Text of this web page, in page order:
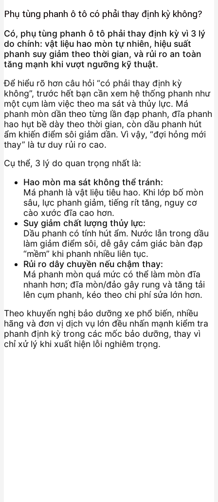
Phụ tùng phanh ô tô có phải thay định kỳ không?
Có, phụ tùng phanh ô tô phải thay định kỳ vì 3 lý
do chính: vật liệu hao mòn tự nhiên, hiệu suất
phanh suy giảm theo thời gian, và rủi ro an toàn
tăng mạnh khi vượt ngưỡng kỹ thuật.
Để hiểu rõ hơn câu hỏi “có phải thay định kỳ
không”, trước hết bạn cần xem hệ thống phanh như
một cụm làm việc theo ma sát và thủy lực. Má
phanh mòn dần theo từng lần đạp phanh, đĩa phanh
hao hụt bề dày theo thời gian, còn dầu phanh hút
ẩm khiến điểm sôi giảm dần. Vì vậy, “đợi hỏng mới
thay” là tư duy rủi ro cao.
Cụ thể, 3 lý do quan trọng nhất là:
Hao mòn ma sát không thể tránh:
Má phanh là vật liệu tiêu hao. Khi lớp bố mòn
sâu, lực phanh giảm, tiếng rít tăng, nguy cơ
cào xước đĩa cao hơn.
Suy giảm chất lượng thủy lực:
Dầu phanh có tính hút ẩm. Nước lẫn trong dầu
làm giảm điểm sôi, dễ gây cảm giác bàn đạp
“mềm” khi phanh nhiều liên tục.
Rủi ro dây chuyền nếu chậm thay:
Má phanh mòn quá mức có thể làm mòn đĩa
nhanh hơn; đĩa mòn/đảo gây rung và tăng tải
lên cụm phanh, kéo theo chi phí sửa lớn hơn.
Theo khuyến nghị bảo dưỡng xe phổ biến, nhiều
hãng và đơn vị dịch vụ lớn đều nhấn mạnh kiểm tra
phanh định kỳ trong các mốc bảo dưỡng, thay vì
chỉ xử lý khi xuất hiện lỗi nghiêm trọng.